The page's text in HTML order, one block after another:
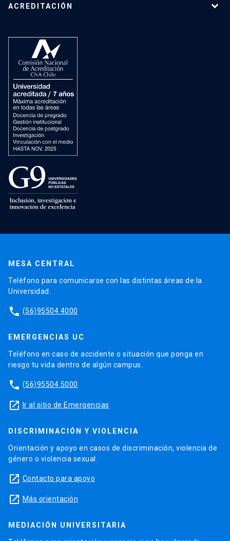
ACREDITACIÓN
MESA CENTRAL
Teléfono para comunicarse con las distintas áreas de la
Universidad.
phone (56)95504 4000
EMERGENCIAS UC
Teléfono en caso de accidente o situación que ponga en
riesgo tu vida dentro de algún campus.
phone (56)95504 5000
launch Ir al sitio de Emergencias
DISCRIMINACIÓN Y VIOLENCIA
Orientación y apoyo en casos de discriminación, violencia de
género o violencia sexual.
launch Contacto para apoyo
launch Más orientación
MEDIACIÓN UNIVERSITARIA